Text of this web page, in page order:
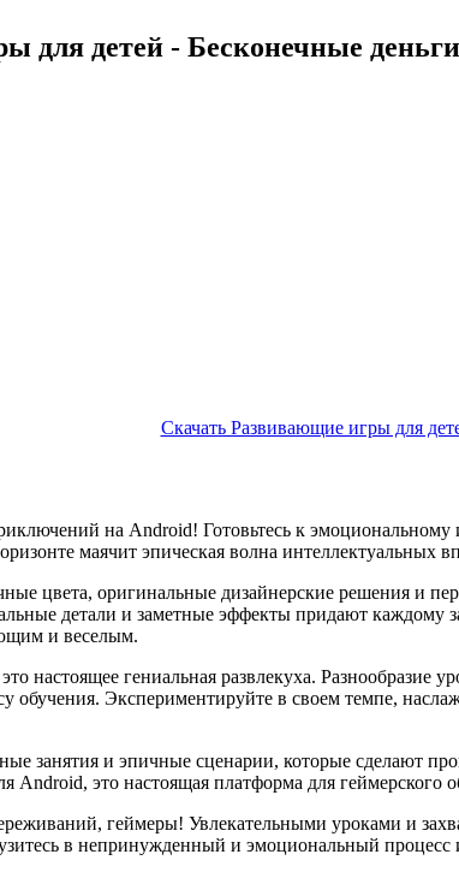
для детей - Бесконечные деньги
Скачать Развивающие игры для
на Android! Готовьтесь к
маячит эпическая волна
цвета, оригинальные дизайнерские решения и
детали и заметные эффекты придают
и веселым.
настоящее гениальная развлекуха. Разнообразие
обучения. Экспериментируйте в своем темпе,
занятия и эпичные сценарии, которые сделают
Android, это настоящая платформа для геймерского
геймеры! Увлекательными уроками и
в непринужденный и эмоциональный процесс